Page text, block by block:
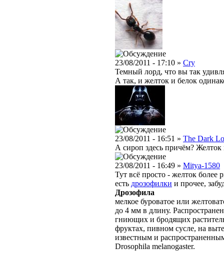
23/08/2011 - 17:10 » Cry
Темный лорд, что вы так
А так, и желток и белок
23/08/2011 - 16:51 » The Dark
А сироп здесь причём?
23/08/2011 - 16:49 » Mitya-1580
Тут всё просто - желток
есть дрозофилки и прочее,
Дрозофила
мелкое буроватое или
до 4 мм в длину.
гниющих и бродящих
фруктах, пивном сусле, на
известным и
Drosophila melanogaster.